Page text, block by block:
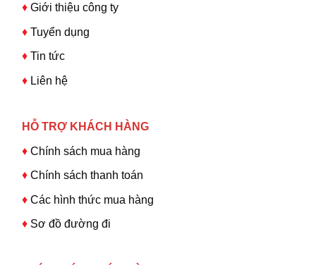
♦ Giới thiệu công ty
♦Tuyển dụng
♦ Tin tức
♦ Liên hệ
HỖ TRỢ KHÁCH HÀNG
♦Chính sách mua hàng
♦ Chính sách thanh toán
♦ Các hình thức mua hàng
♦ Sơ đồ đường đi